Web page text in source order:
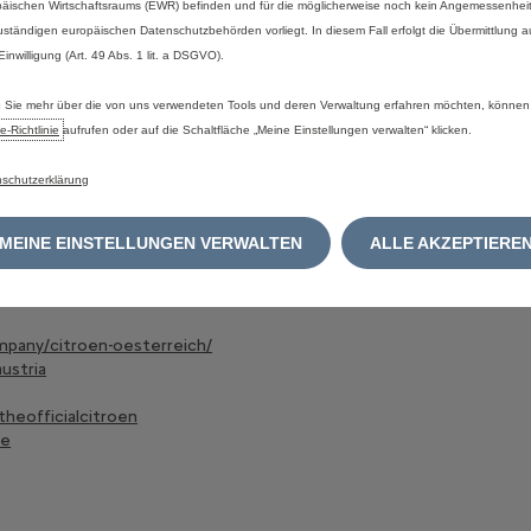
können innerhalb von 14 Tagen vorgenommen werden.
Angebots an Citroën Gebrauchtteilen unterstreicht das
Handeln und die Bereitschaft, auf die wirtschaftlichen und
durch die Gründung des Geschäftsbereichs
Dare Forward 2030 verankert ist und darauf abzielt,
anzubieten, ohne Kompromisse bei der Qualität einzugehen.
www.media.stellantis.com/at-de/citroen
citroen-oesterreich/
Wirtschaftsraums (EWR) befinden und für die möglicherweise noch kein
europäischen Datenschutzbehörden vorliegt. In diesem Fall erfolgt die Übermittlung
(Art. 49 Abs. 1 lit. a DSGVO).
Sie mehr über die von uns verwendeten Tools und deren Verwaltung erfahren möchten,
aufrufen oder auf die Schaltfläche „Meine Einstellungen verwalten“ klicken.
MEINE EINSTELLUNGEN VERWALTEN ALLE